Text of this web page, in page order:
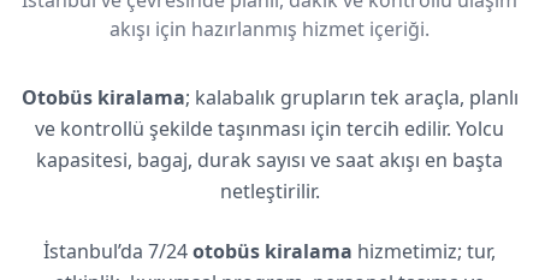
akışı için hazırlanmış hizmet içeriği.
Otobüs kiralama; kalabalık grupların tek araçla, planlı
ve kontrollü şekilde taşınması için tercih edilir. Yolcu
kapasitesi, bagaj, durak sayısı ve saat akışı en başta
netleştirilir.
İstanbul’da 7/24otobüs kiralama hizmetimiz; tur,